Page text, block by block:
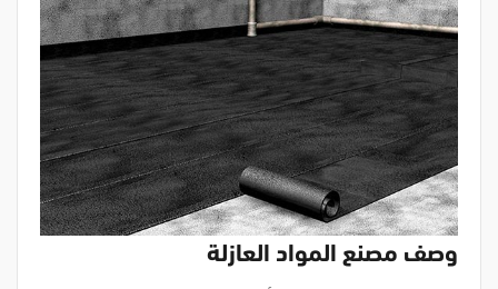
وصف مصنع المواد العازلة